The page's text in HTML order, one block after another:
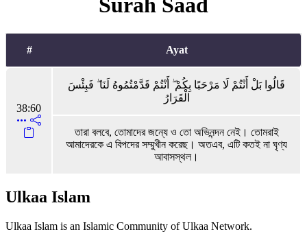
Surah Saad
# Ayat
38:60
قَالُوا بَلْ أَنْتُمْ لَا مَرْحَبًا بِكُمْ ۖ أَنْتُمْ قَدَّمْتُمُوهُ لَنَا ۖ فَبِئْسَ
الْقَرَارُ
তারা বলবে, তোমাদের জন্যে ও তো অভিনন্দন নেই। তোমরাই
আমাদেরকে এ বিপদের সম্মুখীন করেছ। অতএব, এটি কতই না ঘৃণ্য
আবাসস্থল।
Ulkaa Islam
Ulkaa Islam is an Islamic Community of Ulkaa Network.